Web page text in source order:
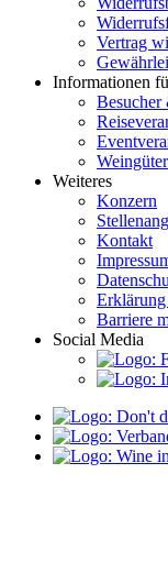
Vertrag
Informationen
Besucher
Weiteres
Konzern
Kontakt
Barriere
Social Media